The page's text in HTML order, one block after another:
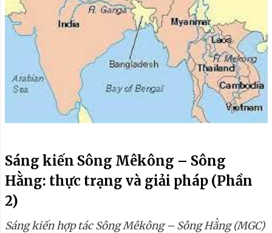
Sáng kiến Sông Mêkông – Sông
Hằng: thực trạng và giải pháp (Phần
2)
Sáng kiến hợp tác Sông Mêkông – Sông Hằng (MGC)